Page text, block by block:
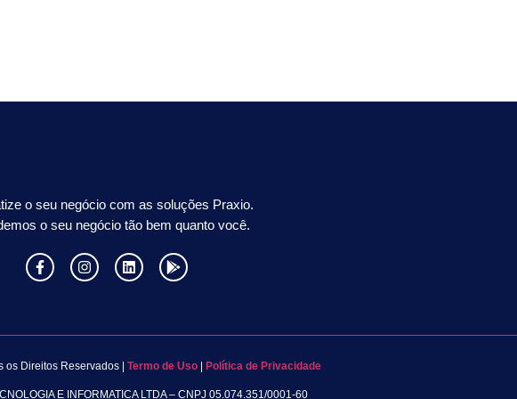
o seu negócio com as soluções Praxio.
o seu negócio tão bem quanto você.
os Direitos Reservados | Termo de Uso| Política de Privacidade
E INFORMATICA LTDA – CNPJ 05.074.351/0001-60